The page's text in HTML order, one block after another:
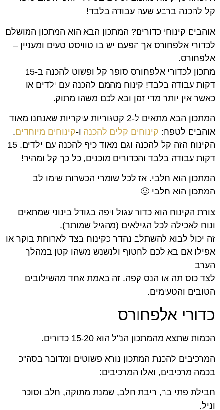
קל להכנה ברבע שעה עבודה בלבד!
אוהבים קינוחי כדורים? המתכון הבא הוא המתכון המושלם
לכדורי אלפחורס אך הפעם יש בו טוויסט טעים ומעניין –
אלפחורס.
מתכון לכדורי אלפחורס סופר קל ופשוט להכנה ב-15
דקות עבודה בלבד! קינוח מהמם להכנה עם ילדים או
כאשר אין יותר מדי זמן ובא לכם משהו מתוק.
המתכון הבא מתאים ל-2 קטגוריות עיקריות שאנחנו מאוד
אוהבים לטפח: קינוחים קלים להכנה ו-קינוחים מיוחדים.
הקינוח הזה קל להכנה וגם מאוד כיף להכנה עם ילדים. 15
דקות עבודה בלבד והכדורים מוכנים, כל כך קל ומהיר!
המתכון הוא חלבי. אז לכל שומרי הכשרות שימו לב
המתכון הוא חלבי 🙂
צורת הקינוח הוא כדור עגול ויפה בגודל בינוני שמתאים
ונוח לאכילה לכל הגילאים (מהגיל שמותר).
זה יכול לבוא להשתלב נהדר כקינוח בצד לארוחת בוקר או
אפילו אם בא לכם לחטוף ולנשנש משהו קטן במהלך
הערב
לצד כוס תה או הנס קפה. זה באמת אחד מהשילובים
הטובים והטעימים.
כדורי אלפחורס
הכמות שתצא מהמתכון הנ"ל הוא 15-20 כדורים.
המרכיבים להכנת המתכון נורא פשוטים ומדובר בסה"כ
בכמה מרכיבים, ואלו המרכיבים:
חבילת פתי בר, ריבת חלב, שמנת מתוקה, חלב וסוכר
וניל.